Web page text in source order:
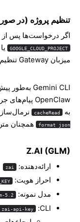
تنظیم پروژه (در
اگر درخواست‌ها پس از
GOOGLE_CLOUD_PROJECT یا
میزبان Gateway تنظیم کنید.
Gemini CLI به‌طور پیش‌فرض از
OpenClaw پیام‌های جریان دستیار را می‌خواند و
به
cacheRead
format json همچنان
Z.AI (GLM)
ارائه‌دهنده: zai
احراز هویت:
مدل نمونه: 5.2
CLI: ‏
zai-api-key